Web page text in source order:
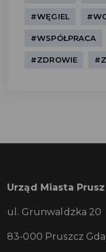
#WĘGIEL
#WSPÓŁPRACA
#ZDROWIE
Urząd Miasta
ul. Grunwaldzka 20
83-000 Pruszcz